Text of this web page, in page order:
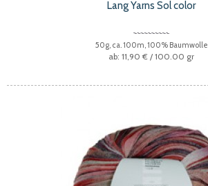
Lang Yarns Sol color
50g, ca. 100m, 100% Baumwolle
11,90 € / 100.00 gr